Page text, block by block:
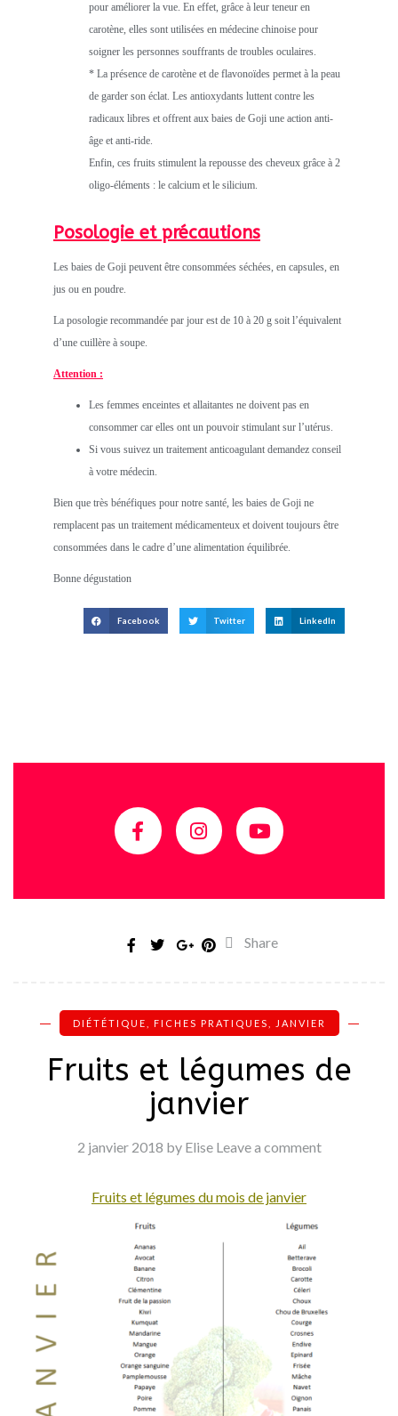
pour améliorer la vue. En effet, grâce à leur teneur en
carotène, elles sont utilisées en médecine chinoise pour
soigner les personnes souffrants de troubles oculaires.
* La présence de carotène et de flavonoïdes permet à la peau
de garder son éclat. Les antioxydants luttent contre les
radicaux libres et offrent aux baies de Goji une action anti-
âge et anti-ride.
Enfin, ces fruits stimulent la repousse des cheveux grâce à 2
oligo-éléments : le calcium et le silicium.
Posologie et précautions
Les baies de Goji peuvent être consommées séchées, en capsules, en
jus ou en poudre.
La posologie recommandée par jour est de 10 à 20 g soit l’équivalent
d’une cuillère à soupe.
Attention :
Les femmes enceintes et allaitantes ne doivent pas en
consommer car elles ont un pouvoir stimulant sur l’utérus.
Si vous suivez un traitement anticoagulant demandez conseil
à votre médecin.
Bien que très bénéfiques pour notre santé, les baies de Goji ne
remplacent pas un traitement médicamenteux et doivent toujours être
consommées dans le cadre d’une alimentation équilibrée.
Bonne dégustation
Facebook Twitter LinkedIn
Share
DIÉTÉTIQUE FICHES PRATIQUES JANVIER
Fruits et légumes de
janvier
2 janvier 2018 by Elise Leave a comment
Fruits et légumes du mois de janvier